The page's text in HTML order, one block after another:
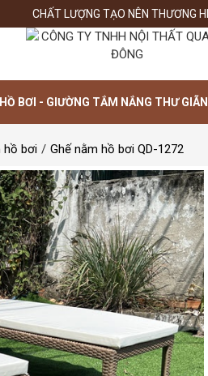
CHẤT LƯỢNG TẠO NÊN THƯƠNG
BƠI - GIƯỜNG TẮM NẮNG THƯ GIÃN
hồ bơi Ghế nằm hồ bơi QD-1272